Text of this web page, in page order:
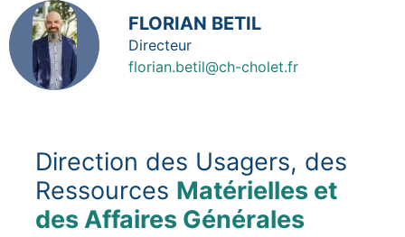
Image
FLORIAN BETIL
Fonction
Directeur
florian.betil@ch-cholet.fr
Direction des Usagers, des
Ressources Matérielles et
des Affaires Générales